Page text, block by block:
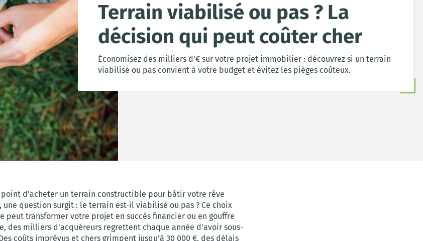
Terrain viabilisé ou pas ? La
décision qui peut coûter cher
Économisez des milliers d'€ sur votre projet immobilier : découvrez si un terrain
viabilisé ou pas convient à votre budget et évitez les pièges coûteux.
point d'acheter un terrain constructible pour bâtir votre rêve
question surgit : le terrain est-il viabilisé ou pas ? Ce choix
peut transformer votre projet en succès financier ou en gouffre
des milliers d'acquéreurs regrettent chaque année d'avoir sous-
coûts imprévus et chers grimpent jusqu'à 30 000 €, des délais